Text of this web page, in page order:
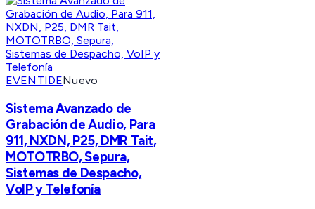
EVENTIDENuevo
Sistema Avanzado de
Grabación de Audio, Para
911, NXDN, P25, DMR Tait,
MOTOTRBO, Sepura,
Sistemas de Despacho,
VoIP y Telefonía